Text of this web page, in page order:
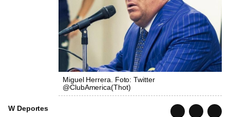
Miguel Herrera. Foto: Twitter
@ClubAmerica(Thot)
W Deportes